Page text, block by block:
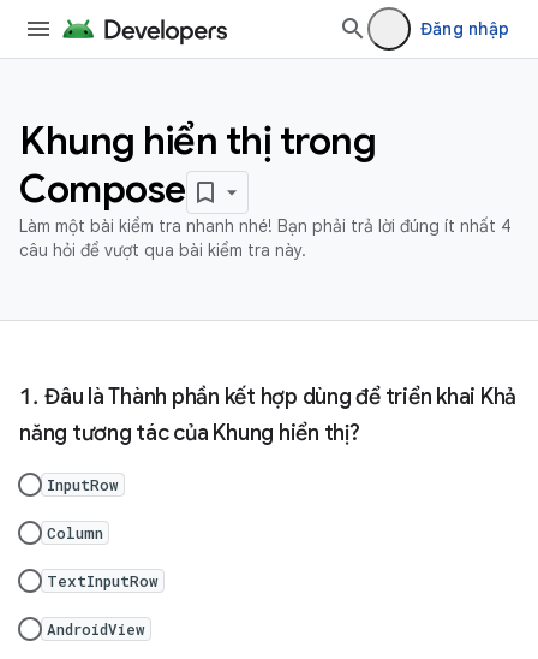
Đăng nhập
Khung hiển thị trong
Compose
Làm một bài kiểm tra nhanh nhé! Bạn phải trả lời đúng ít nhất 4
câu hỏi để vượt qua bài kiểm tra này.
Đâu là Thành phần kết hợp dùng để triển khai Khả
năng tương tác của Khung hiển thị?
InputRow
Column
TextInputRow
AndroidView